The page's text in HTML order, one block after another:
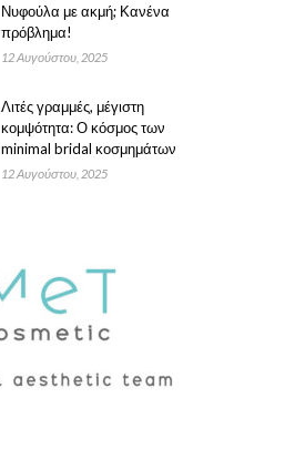
Νυφούλα με ακμή; Κανένα
πρόβλημα!
12 Αυγούστου, 2025
Λιτές γραμμές, μέγιστη
κομψότητα: Ο κόσμος των
minimal bridal κοσμημάτων
12 Αυγούστου, 2025